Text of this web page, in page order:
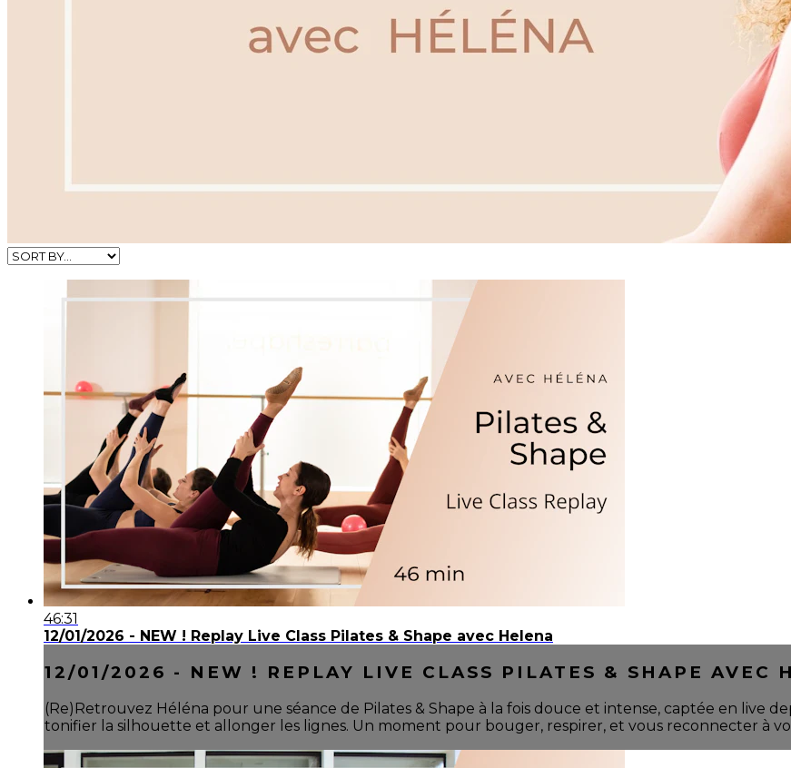
46:31
12/01/2026 - NEW ! Replay Live Class Pilates & Shape avec Helena
12/01/2026 - NEW ! REPLAY LIVE CLASS PILATES & SHAPE AVEC
(Re)Retrouvez Héléna pour une séance de Pilates & Shape à la fois douce et intense, captée en live
tonifier la silhouette et allonger les lignes. Un moment pour bouger, respirer, et vous reconnecter à